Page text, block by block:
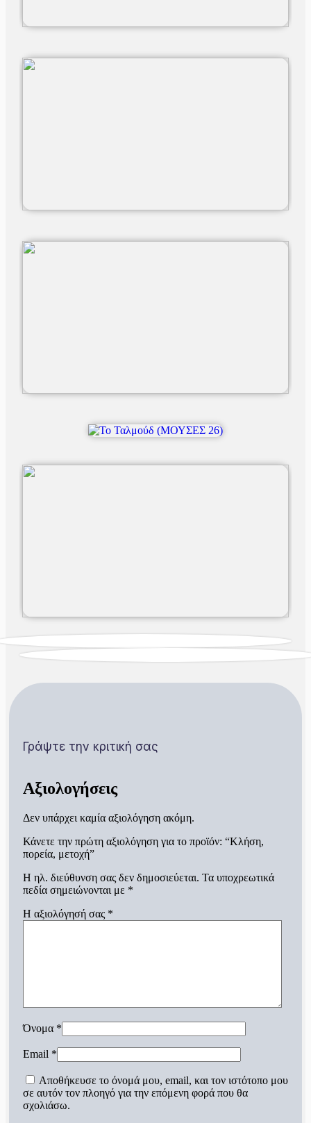
Γράψτε την κριτική σας
Αξιολογήσεις
Δεν υπάρχει καμία αξιολόγηση ακόμη.
Κάνετε την πρώτη αξιολόγηση για το προϊόν: “Κλήση,
πορεία, μετοχή”
Η ηλ. διεύθυνση σας δεν δημοσιεύεται. Τα υποχρεωτικά
πεδία σημειώνονται με *
Η αξιολόγησή σας *
Όνομα *
Email *
Αποθήκευσε το όνομά μου, email, και τον ιστότοπο μου
σε αυτόν τον πλοηγό για την επόμενη φορά που θα
σχολιάσω.